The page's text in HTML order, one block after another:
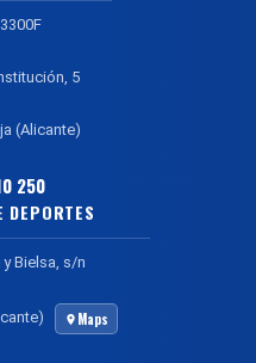
5
(Alicante)
250
DEPORTES
Bielsa, s/n
Maps